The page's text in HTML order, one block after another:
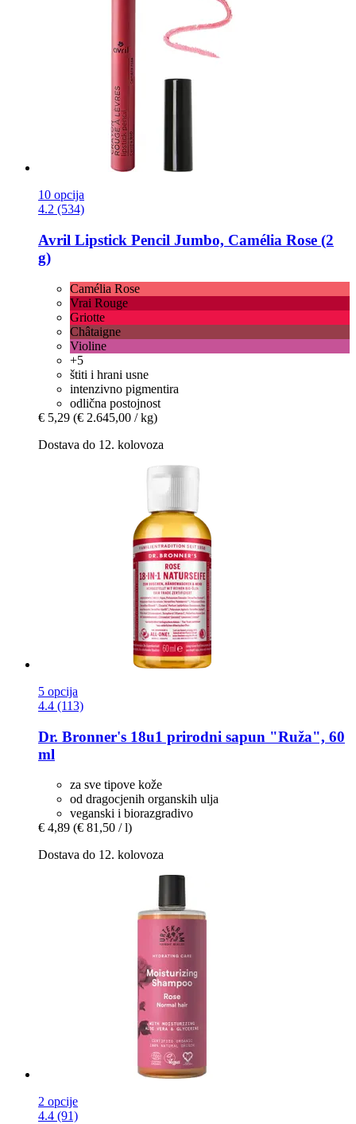
10 opcija
4.2 (534)
Avril Lipstick Pencil Jumbo, Camélia Rose (2
g)
Camélia Rose
Vrai Rouge
Griotte
Châtaigne
Violine
+5
štiti i hrani usne
intenzivno pigmentira
odlična postojnost
€ 5,29 (€ 2.645,00 / kg)
Dostava do 12. kolovoza
5 opcija
4.4 (113)
Dr. Bronner's 18u1 prirodni sapun "Ruža", 60
ml
za sve tipove kože
od dragocjenih organskih ulja
veganski i biorazgradivo
€ 4,89 (€ 81,50 / l)
Dostava do 12. kolovoza
2 opcije
4.4 (91)